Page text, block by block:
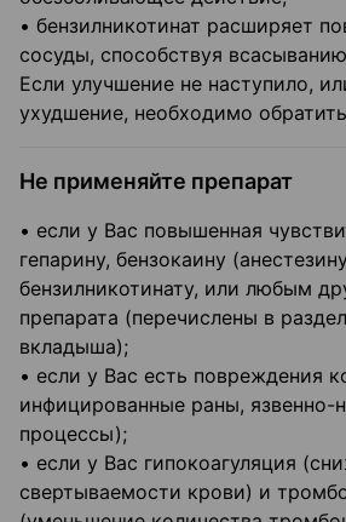
• бензилникотинат расширяет
сосуды, способствуя
Если улучшение не наступило,
ухудшение, необходимо
Не применяйте препарат
• если у Вас повышенная
гепарину, бензокаину
бензилникотинату, или любым
препарата (перечислены в
вкладыша);
• если у Вас есть повреждения
инфицированные раны, язвенно-
процессы);
• если у Вас гипокоагуляция
свертываемости крови) и